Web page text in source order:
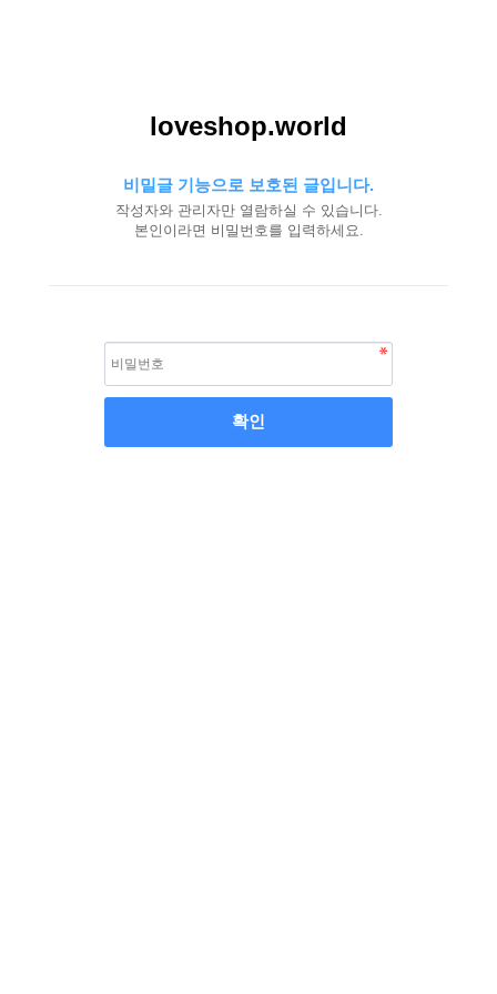
loveshop.world
비밀글 기능으로 보호된 글입니다.
작성자와 관리자만 열람하실 수 있습니다.
본인이라면 비밀번호를 입력하세요.